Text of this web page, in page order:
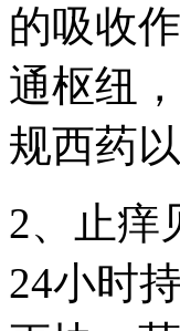
的吸收
通枢纽
规西药
2、止痒
24小时